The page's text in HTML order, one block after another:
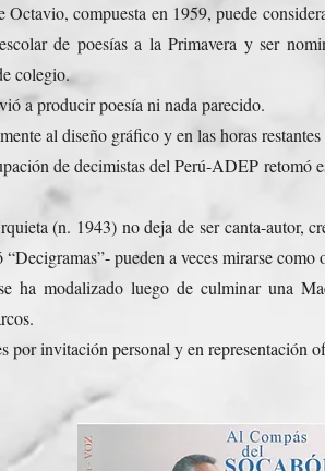
compuesta en 1959, puede
de poesías a la Primavera y ser
colegio.
a producir poesía ni nada parecido.
al diseño gráfico y en las horas
de decimistas del Perú-ADEP retomó
(n. 1943) no deja de ser canta-autor,
pueden a veces mirarse como
ha modalizado luego de culminar una
por invitación personal y en representación